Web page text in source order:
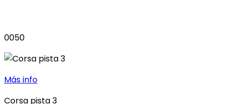
0050
Más info
Corsa pista 3